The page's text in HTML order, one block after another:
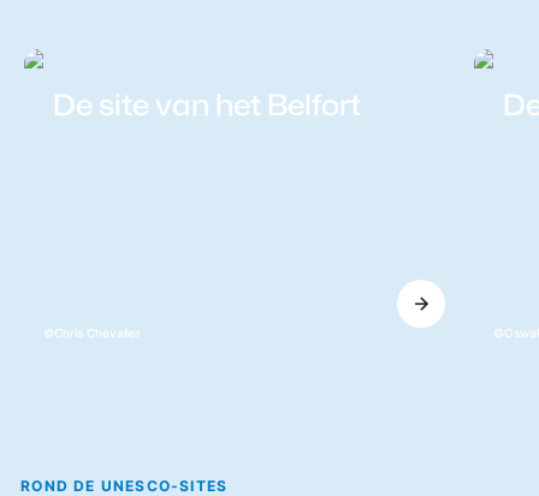
De site van het Belfort
Chris Chevalier
ROND DE UNESCO-SITES